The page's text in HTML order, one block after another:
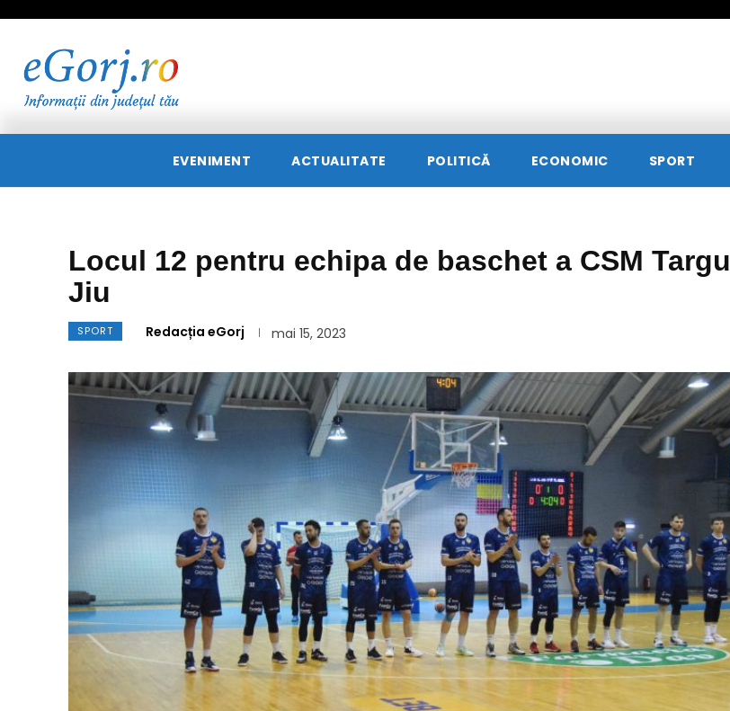
EVENIMENT ACTUALITATE POLITICĂ ECONOMIC SPORT
Locul 12 pentru echipa de baschet a CSM Targu
Jiu
SPORT Redacția eGorj mai 15, 2023